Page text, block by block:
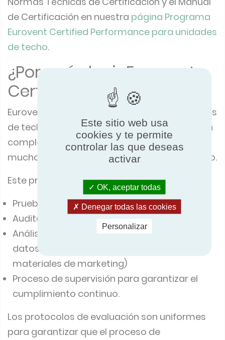
de Certificación en nuestra página Programa
Eurovent Certified Performance para unidades
de techo.
¿Por qué elegir Eurovent
Certified Performance?
Eurovent Certified Performance para unidades
de techo ofrece un programa de certificación
completo, independiente e imparcial, que va
mucho más allá de las pruebas de laboratorio.
Este programa incluye:
Pruebas de laboratorio independientes
Auditorías de software de selección
Análisis y validación completos de todos los
datos suministrados (incluidos los
materiales de marketing)
Proceso de supervisión para garantizar el
cumplimiento continuo.
Los protocolos de evaluación son uniformes
para garantizar que el proceso de
Este sitio web usa
cookies y te permite
controlar las que deseas
activar
OK, aceptar todas
Denegar todas las cookies
Personalizar